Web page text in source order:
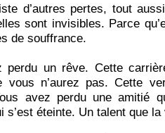
d’autres pertes, tout
sont invisibles. Parce
de souffrance.
perdu un rêve. Cette
vous n’aurez pas. Cette
avez perdu une amitié
s’est éteinte. Un talent que